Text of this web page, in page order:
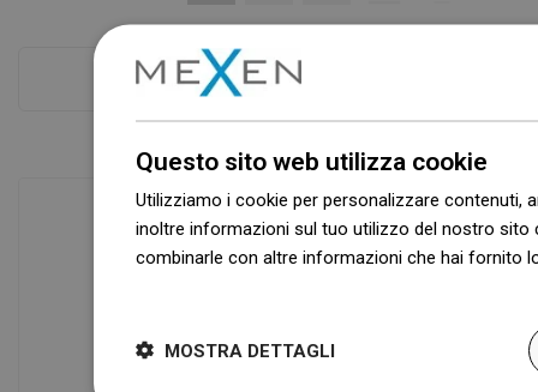
Controlla di più
Disponibilità di merci
a spedire!
Questo sito web utilizza cookie
Utilizziamo i cookie per personalizzare contenuti,
inoltre informazioni sul tuo utilizzo del nostro sito
combinarle con altre informazioni che hai fornito
MOSTRA DETTAGLI